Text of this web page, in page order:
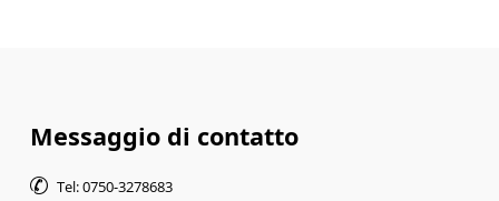
Messaggio di contatto
 Tel: 0750-3278683